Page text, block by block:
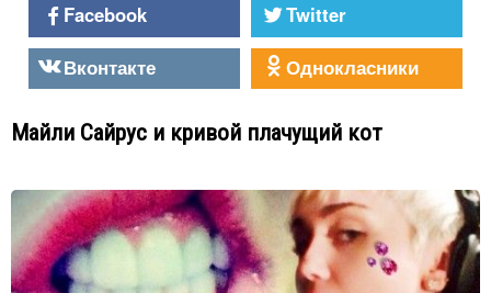
Facebook
Twitter
Вконтакте
Однокласники
Майли Сайрус и кривой плачущий кот